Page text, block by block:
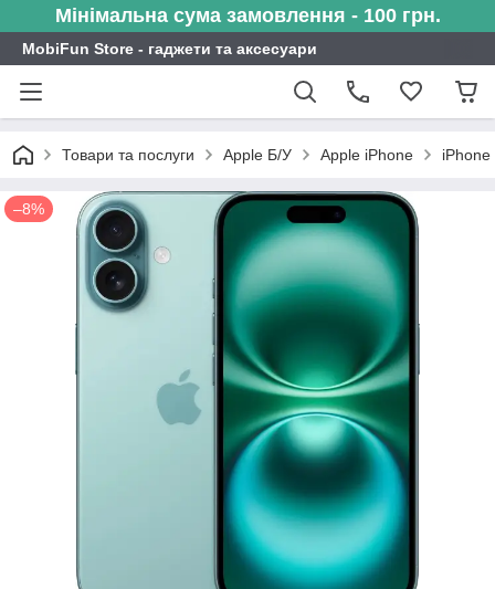
Мінімальна сума замовлення - 100 грн.
MobiFun Store - гаджети та аксесуари
Товари та послуги Apple Б/У Apple iPhone iPhone
–8%